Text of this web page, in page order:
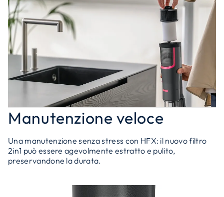
Manutenzione veloce
Una manutenzione senza stress con HFX: il nuovo filtro
2in1 può essere agevolmente estratto e pulito,
preservandone la durata.